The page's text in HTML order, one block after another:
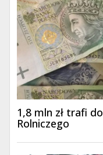
1,8 mln zł trafi
Rolniczego